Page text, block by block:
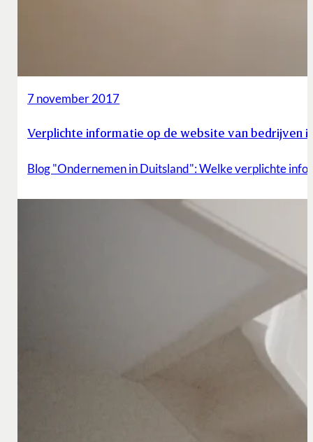
7 november 2017
Verplichte informatie op de website van bedrijven
Blog "Ondernemen in Duitsland": Welke verplichte